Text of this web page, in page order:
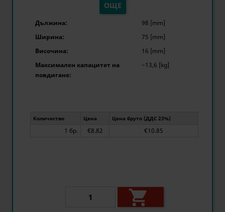
ОЩЕ
Дължина:
98 [mm]
Ширина:
75 [mm]
Височина:
16 [mm]
Максимален капацитет на
повдигане:
~13,6 [kg]
Количество Цена Цена бруто (ДДС 23%)
1 бр. €8.82 €10.85
